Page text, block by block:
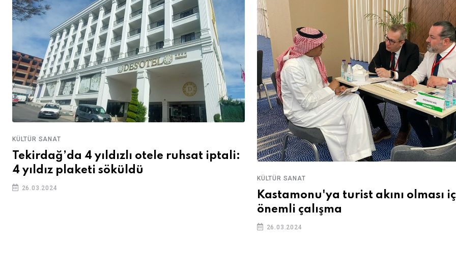
KÜLTÜR SANAT
Tekirdağ’da 4 yıldızlı otele ruhsat iptali:
4 yıldız plaketi söküldü
26.03.2024
KÜLTÜR SANAT
Kastamonu'ya turist akını olması
önemli çalışma
26.03.2024